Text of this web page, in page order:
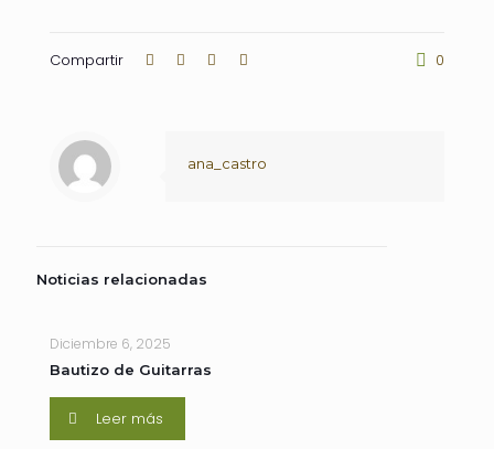
Compartir 0
ana_castro
Noticias relacionadas
Diciembre 6, 2025
Bautizo de Guitarras
Leer más